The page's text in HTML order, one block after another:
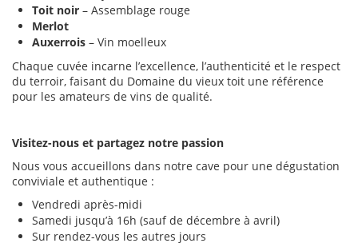
Toit noir – Assemblage rouge
Merlot
Auxerrois – Vin moelleux
Chaque cuvée incarne l’excellence, l’authenticité et le respect
du terroir, faisant du Domaine du vieux toit une référence
pour les amateurs de vins de qualité.
Visitez-nous et partagez notre passion
Nous vous accueillons dans notre cave pour une dégustation
conviviale et authentique :
Vendredi après-midi
Samedi jusqu’à 16h (sauf de décembre à avril)
Sur rendez-vous les autres jours